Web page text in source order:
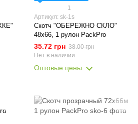
1
Артикул: sk-1s
Скотч "ОБЕРЕЖНО СКЛО"
48х66, 1 рулон PackPro
35.72 грн 38.00 грн
Нет в наличии
Оптовые цены